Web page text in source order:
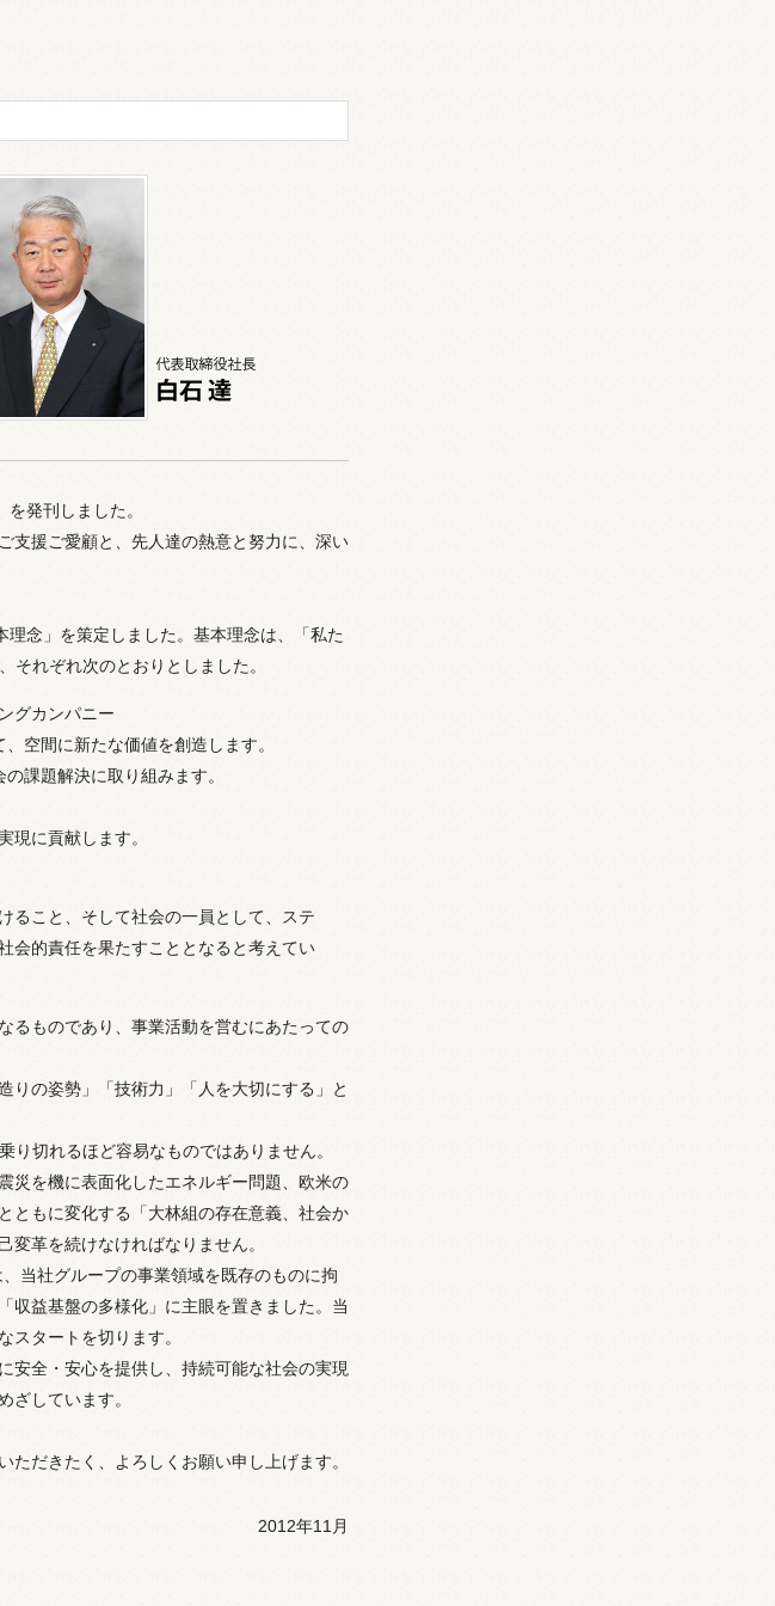
発刊しました。
支援ご愛顧と、先人達の熱意と努力に、深い
念」を策定しました。基本理念は、「私た
それぞれ次のとおりとしました。
グカンパニー
空間に新たな価値を創造します。
課題解決に取り組みます。
現に貢献します。
ること、そして社会の一員として、ステ
会的責任を果たすこととなると考えてい
るものであり、事業活動を営むにあたっての
りの姿勢」「技術力」「人を大切にする」と
り切れるほど容易なものではありません。
災を機に表面化したエネルギー問題、欧米の
ともに変化する「大林組の存在意義、社会か
変革を続けなければなりません。
当社グループの事業領域を既存のものに拘
収益基盤の多様化」に主眼を置きました。当
スタートを切ります。
安全・安心を提供し、持続可能な社会の実現
ざしています。
だきたく、よろしくお願い申し上げます。
2012年11月